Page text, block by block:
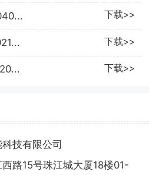
下载>>
下载>>
下载>>
技有限公司
路15号珠江城大厦18楼01-